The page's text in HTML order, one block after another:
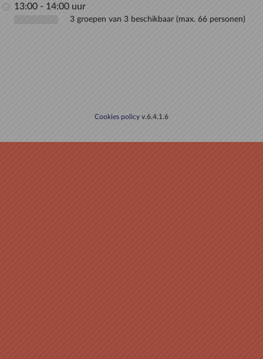
13:00 - 14:00 uur
3 groepen van 3 beschikbaar (max. 66 personen)
Cookies policy v.6.4.1.6